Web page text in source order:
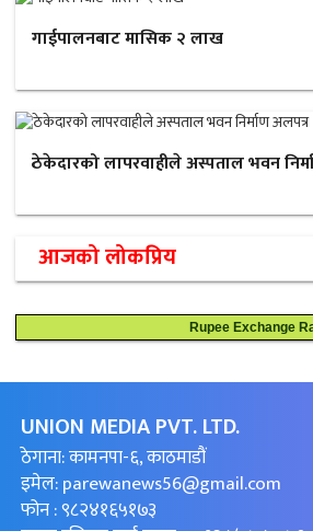
गाईपालनबाट मासिक २ लाख
ठेकेदारको लापरवाहीले अस्पताल भवन
आजको लोकप्रिय
Rupee Exchange
UNION MEDIA PVT. LTD.
ठेगाना: कामनपा-६, काठमाडौं
इमेल:parewanews56@gmail.com
फोन : ९८२४१६५१७३